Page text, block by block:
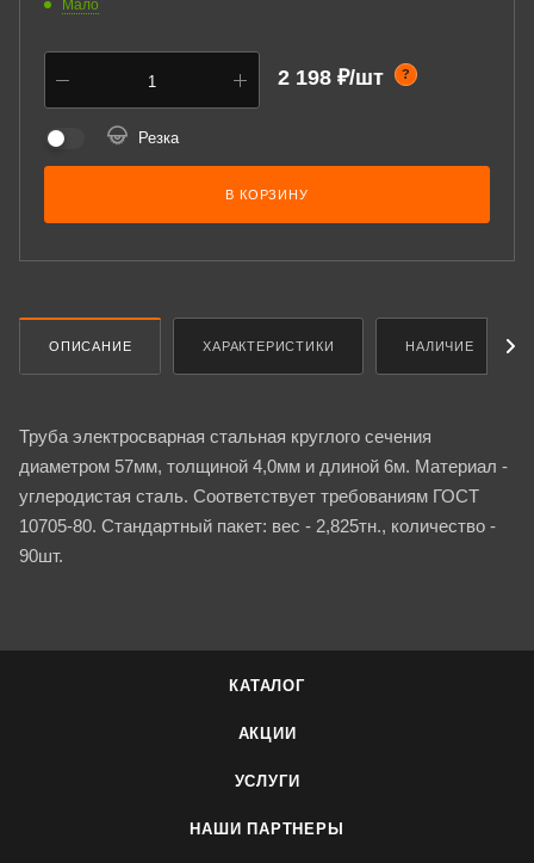
Мало
2 198 ₽/шт ?
Резка
В КОРЗИНУ
ОПИСАНИЕ ХАРАКТЕРИСТИКИ НАЛИЧИЕ
Труба электросварная стальная круглого сечения
диаметром 57мм, толщиной 4,0мм и длиной 6м. Материал -
углеродистая сталь. Соответствует требованиям ГОСТ
10705-80. Стандартный пакет: вес - 2,825тн., количество -
90шт.
КАТАЛОГ
АКЦИИ
УСЛУГИ
НАШИ ПАРТНЕРЫ